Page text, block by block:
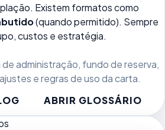
Existem formatos como
(quando permitido). Sempre
custos e estratégia.
administração, fundo de reserva,
e regras de uso da carta.
ABRIR GLOSSÁRIO